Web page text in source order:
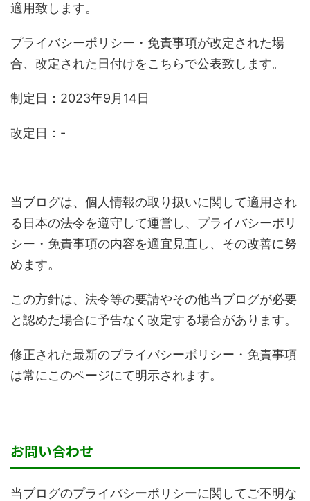
適用致します。
プライバシーポリシー・免責事項が改定された場
合、改定された日付けをこちらで公表致します。
制定日：2023年9月14日
改定日：-
当ブログは、個人情報の取り扱いに関して適用され
る日本の法令を遵守して運営し、プライバシーポリ
シー・免責事項の内容を適宜見直し、その改善に努
めます。
この方針は、法令等の要請やその他当ブログが必要
と認めた場合に予告なく改定する場合があります。
修正された最新のプライバシーポリシー・免責事項
は常にこのページにて明示されます。
お問い合わせ
当ブログのプライバシーポリシーに関してご不明な